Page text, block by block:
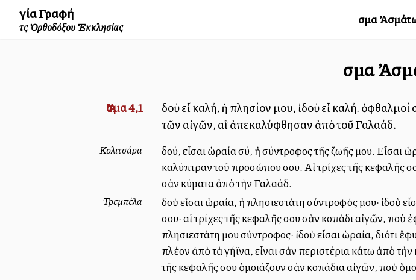
Ἁγία Γραφή
τῆς Ὀρθοδόξου Ἐκκλησίας Ἄσμα
Ἄσμα
Ἄσμα 4,1
Ἰδοὺ εἶ καλή, ἡ πλησίον μου, ἰδοὺ εἶ καλή.
τῶν αἰγῶν, αἳ ἀπεκαλύφθησαν ἀπὸ τοῦ Γαλαάδ.
Κολιτσάρα
Ἰδού, εἶσαι ὡραία σύ, ἡ σύντροφος τῆς ζωῆς μου. Εἶσαι
καλύπτραν τοῦ προσώπου σου. Αἱ τρίχες τῆς κεφαλῆς
σὰν κύματα ἀπὸ τὴν Γαλαάδ.
Τρεμπέλα
Ἰδοὺ εἶσαι ὡραία, ἡ πλησιεστάτη σύντροφός μου· ἰδοὺ
σου· αἱ τρίχες τῆς κεφαλῆς σου σὰν κοπάδι αἰγῶν,
πλησιεστάτη μου σύντροφος· ἰδοὺ εἶσαι ὡραία, διότι
πλέον ἀπὸ τὰ γήϊνα, εἶναι σὰν περιστέρια κάτω ἀπὸ
τῆς κεφαλῆς σου ὁμοιάζουν σὰν κοπάδια αἰγῶν, ποὺ